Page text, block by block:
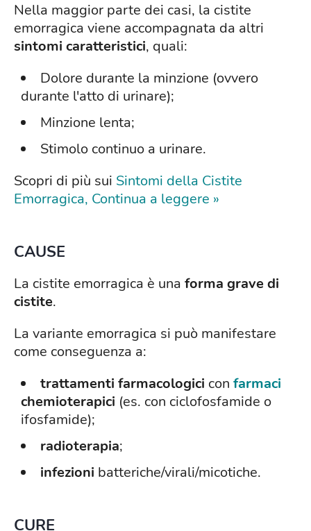
Nella maggior parte dei casi, la cistite
emorragica viene accompagnata da altri
sintomi caratteristici, quali:
Dolore durante la minzione (ovvero
durante l'atto di urinare);
Minzione lenta;
Stimolo continuo a urinare.
Scopri di più sui Sintomi della Cistite
Emorragica, Continua a leggere »
CAUSE
La cistite emorragica è una forma grave di
cistite.
La variante emorragica si può manifestare
come conseguenza a:
trattamenti farmacologici con farmaci
chemioterapici (es. con ciclofosfamide o
ifosfamide);
radioterapia;
infezioni batteriche/virali/micotiche.
CURE